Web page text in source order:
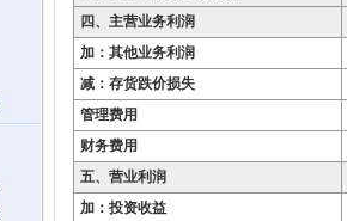
四、主营业务利润
加：其他业务利润
减：存货跌价损失
管理费用
财务费用
五、营业利润
加：投资收益